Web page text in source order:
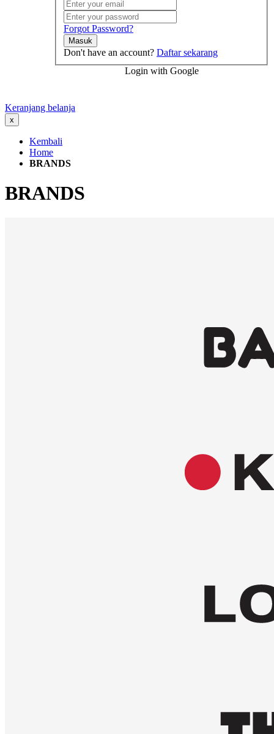
Forgot Password?
Masuk
Don't have an account? Daftar sekarang
Login with Google
Keranjang belanja
x
Kembali
Home
BRANDS
BRANDS